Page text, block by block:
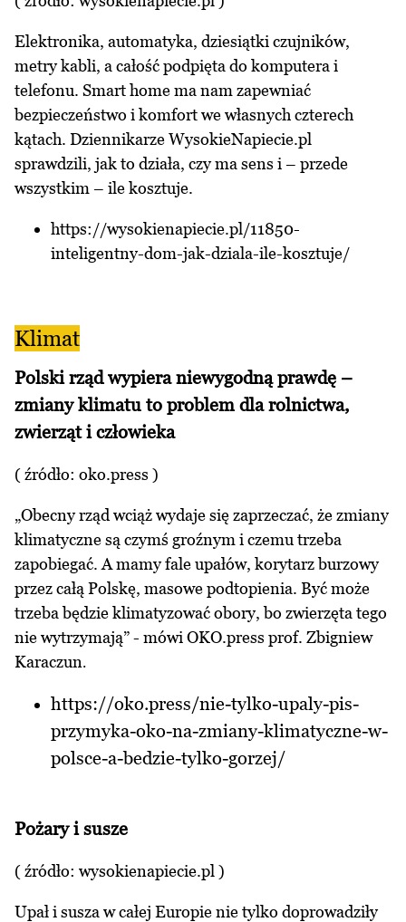
Elektronika, automatyka, dziesiątki czujników,
metry kabli, a całość podpięta do komputera i
telefonu. Smart home ma nam zapewniać
bezpieczeństwo i komfort we własnych czterech
kątach. Dziennikarze WysokieNapiecie.pl
sprawdzili, jak to działa, czy ma sens i – przede
wszystkim – ile kosztuje.
https://wysokienapiecie.pl/11850-
inteligentny-dom-jak-dziala-ile-kosztuje/
Klimat
Polski rząd wypiera niewygodną prawdę –
zmiany klimatu to problem dla rolnictwa,
zwierząt i człowieka
( źródło: oko.press )
„Obecny rząd wciąż wydaje się zaprzeczać, że zmiany
klimatyczne są czymś groźnym i czemu trzeba
zapobiegać. A mamy fale upałów, korytarz burzowy
przez całą Polskę, masowe podtopienia. Być może
trzeba będzie klimatyzować obory, bo zwierzęta tego
nie wytrzymają” - mówi OKO.press prof. Zbigniew
Karaczun.
https://oko.press/nie-tylko-upaly-pis-
przymyka-oko-na-zmiany-klimatyczne-w-
polsce-a-bedzie-tylko-gorzej/
Pożary i susze
( źródło: wysokienapiecie.pl )
Upał i susza w całej Europie nie tylko doprowadziły